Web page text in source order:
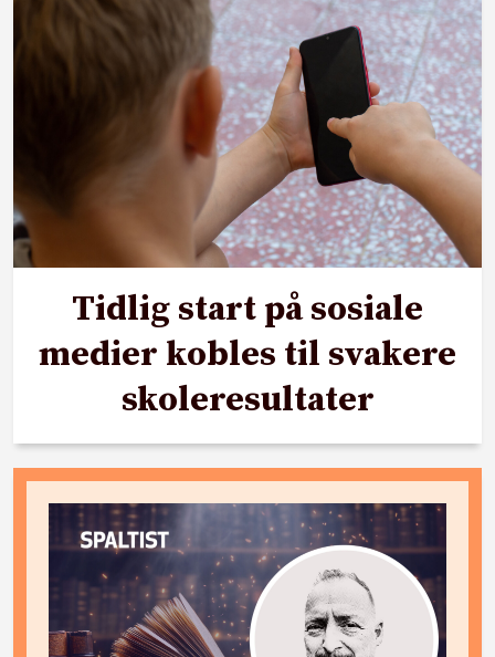
Tidlig start på sosiale
medier kobles til svakere
skoleresultater